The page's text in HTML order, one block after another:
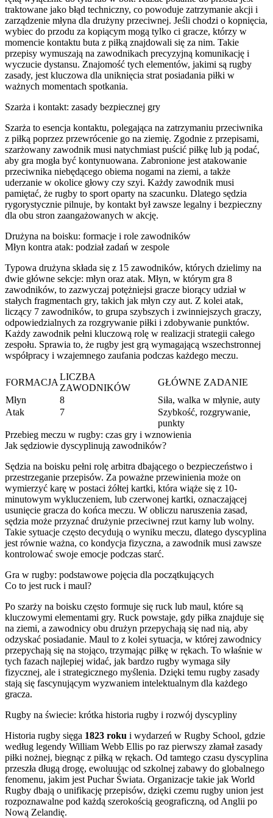
traktowane jako błąd techniczny, co powoduje zatrzymanie akcji i
zarządzenie młyna dla drużyny przeciwnej. Jeśli chodzi o kopnięcia,
wybiec do przodu za kopiącym mogą tylko ci gracze, którzy w
momencie kontaktu buta z piłką znajdowali się za nim. Takie
przepisy wymuszają na zawodnikach precyzyjną komunikację i
wyczucie dystansu. Znajomość tych elementów, jakimi są rugby
zasady, jest kluczowa dla uniknięcia strat posiadania piłki w
ważnych momentach spotkania.
Szarża i kontakt: zasady bezpiecznej gry
Szarża to esencja kontaktu, polegająca na zatrzymaniu przeciwnika
z piłką poprzez przewrócenie go na ziemię. Zgodnie z przepisami,
szarżowany zawodnik musi natychmiast puścić piłkę lub ją podać,
aby gra mogła być kontynuowana. Zabronione jest atakowanie
przeciwnika niebędącego obiema nogami na ziemi, a także
uderzanie w okolice głowy czy szyi. Każdy zawodnik musi
pamiętać, że rugby to sport oparty na szacunku. Dlatego sędzia
rygorystycznie pilnuje, by kontakt był zawsze legalny i bezpieczny
dla obu stron zaangażowanych w akcję.
Drużyna na boisku: formacje i role zawodników
Młyn kontra atak: podział zadań w zespole
Typowa drużyna składa się z 15 zawodników, których dzielimy na
dwie główne sekcje: młyn oraz atak. Młyn, w którym gra 8
zawodników, to zazwyczaj potężniejsi gracze biorący udział w
stałych fragmentach gry, takich jak młyn czy aut. Z kolei atak,
liczący 7 zawodników, to grupa szybszych i zwinniejszych graczy,
odpowiedzialnych za rozgrywanie piłki i zdobywanie punktów.
Każdy zawodnik pełni kluczową rolę w realizacji strategii całego
zespołu. Sprawia to, że rugby jest grą wymagającą wszechstronnej
współpracy i wzajemnego zaufania podczas każdego meczu.
FORMACJA
LICZBA
ZAWODNIKÓW
GŁÓWNE ZADANIE
Młyn
8
Siła, walka w młynie, auty
Atak
7
Szybkość, rozgrywanie,
punkty
Przebieg meczu w rugby: czas gry i wznowienia
Jak sędziowie dyscyplinują zawodników?
Sędzia na boisku pełni rolę arbitra dbającego o bezpieczeństwo i
przestrzeganie przepisów. Za poważne przewinienia może on
wymierzyć karę w postaci żółtej kartki, która wiąże się z 10-
minutowym wykluczeniem, lub czerwonej kartki, oznaczającej
usunięcie gracza do końca meczu. W obliczu naruszenia zasad,
sędzia może przyznać drużynie przeciwnej rzut karny lub wolny.
Takie sytuacje często decydują o wyniku meczu, dlatego dyscyplina
jest równie ważna, co kondycja fizyczna, a zawodnik musi zawsze
kontrolować swoje emocje podczas starć.
Gra w rugby: podstawowe pojęcia dla początkujących
Co to jest ruck i maul?
Po szarży na boisku często formuje się ruck lub maul, które są
kluczowymi elementami gry. Ruck powstaje, gdy piłka znajduje się
na ziemi, a zawodnicy obu drużyn przepychają się nad nią, aby
odzyskać posiadanie. Maul to z kolei sytuacja, w której zawodnicy
przepychają się na stojąco, trzymając piłkę w rękach. To właśnie w
tych fazach najlepiej widać, jak bardzo rugby wymaga siły
fizycznej, ale i strategicznego myślenia. Dzięki temu rugby zasady
stają się fascynującym wyzwaniem intelektualnym dla każdego
gracza.
Rugby na świecie: krótka historia rugby i rozwój dyscypliny
Historia rugby sięga 1823 roku i wydarzeń w Rugby School, gdzie
według legendy William Webb Ellis po raz pierwszy złamał zasady
piłki nożnej, biegnąc z piłką w rękach. Od tamtego czasu dyscyplina
przeszła długą drogę, ewoluując od szkolnej zabawy do globalnego
fenomenu, jakim jest Puchar Świata. Organizacje takie jak World
Rugby dbają o unifikację przepisów, dzięki czemu rugby union jest
rozpoznawalne pod każdą szerokością geograficzną, od Anglii po
Nową Zelandię.